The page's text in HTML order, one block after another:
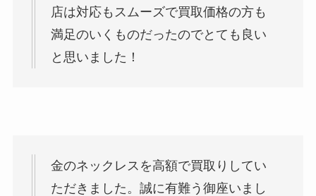
店は対応もスムーズで買取価格の方も
満足のいくものだったのでとても良い
と思いました！
金のネックレスを高額で買取りしてい
ただきました。誠に有難う御座いまし